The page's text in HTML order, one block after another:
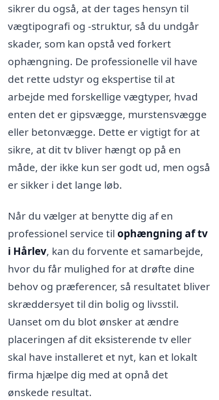
sikrer du også, at der tages hensyn til
vægtipografi og -struktur, så du undgår
skader, som kan opstå ved forkert
ophængning. De professionelle vil have
det rette udstyr og ekspertise til at
arbejde med forskellige vægtyper, hvad
enten det er gipsvægge, murstensvægge
eller betonvægge. Dette er vigtigt for at
sikre, at dit tv bliver hængt op på en
måde, der ikke kun ser godt ud, men også
er sikker i det lange løb.
Når du vælger at benytte dig af en
professionel service til ophængning af tv
i Hårlev, kan du forvente et samarbejde,
hvor du får mulighed for at drøfte dine
behov og præferencer, så resultatet bliver
skræddersyet til din bolig og livsstil.
Uanset om du blot ønsker at ændre
placeringen af dit eksisterende tv eller
skal have installeret et nyt, kan et lokalt
firma hjælpe dig med at opnå det
ønskede resultat.